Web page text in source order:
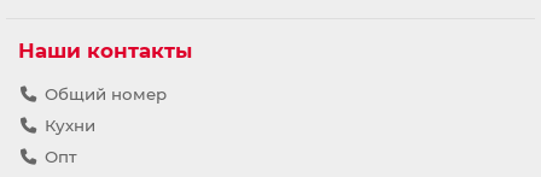
Наши контакты
Общий номер
Кухни
Опт